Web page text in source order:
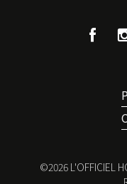
©2026L'OFFICIEL